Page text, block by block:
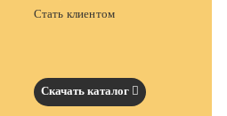
Стать клиентом
Скачать каталог